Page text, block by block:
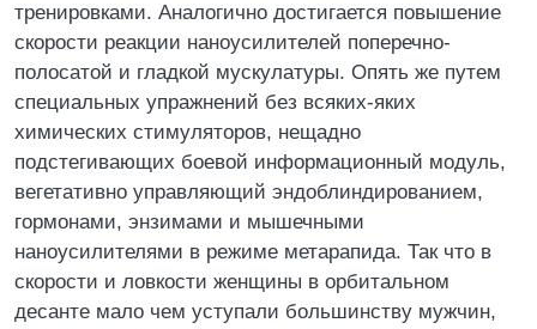
тренировками. Аналогично достигается повышение
скорости реакции наноусилителей поперечно-
полосатой и гладкой мускулатуры. Опять же путем
специальных упражнений без всяких-яких
химических стимуляторов, нещадно
подстегивающих боевой информационный модуль,
вегетативно управляющий эндоблиндированием,
гормонами, энзимами и мышечными
наноусилителями в режиме метарапида. Так что в
скорости и ловкости женщины в орбитальном
десанте мало чем уступали большинству мужчин,